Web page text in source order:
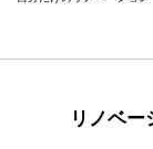
リノベ